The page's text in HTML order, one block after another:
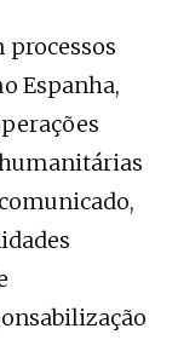
processos
Espanha,